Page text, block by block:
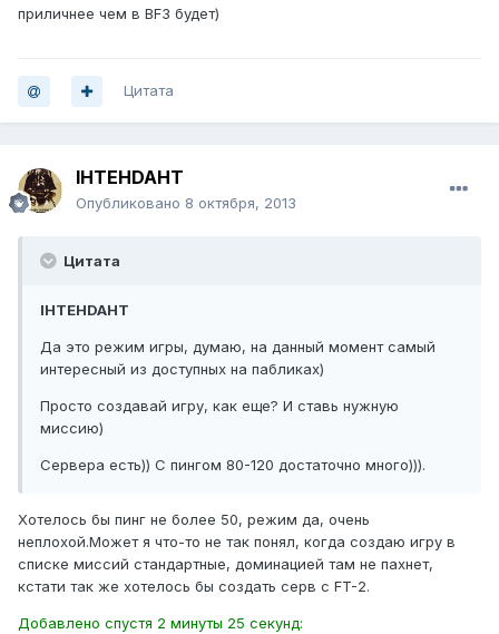
приличнее чем в BF3 будет)
Цитата
IHTEHDAHT
Опубликовано 8 октября, 2013
Цитата
IHTEHDAHT
Да это режим игры, думаю, на данный момент самый
интересный из доступных на пабликах)
Просто создавай игру, как еще? И ставь нужную
миссию)
Сервера есть)) С пингом 80-120 достаточно много))).
Хотелось бы пинг не более 50, режим да, очень
неплохой.Может я что-то не так понял, когда создаю игру в
списке миссий стандартные, доминацией там не пахнет,
кстати так же хотелось бы создать серв с FT-2.
Добавлено спустя 2 минуты 25 секунд: